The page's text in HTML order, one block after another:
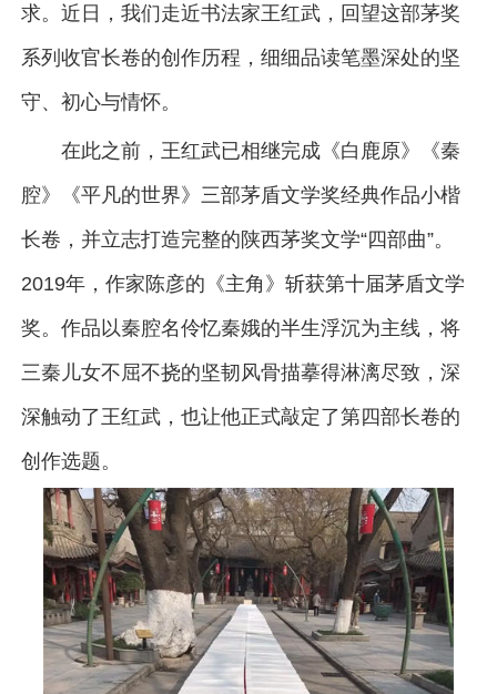
求。近日，我们走近书法家王红武，回望这部茅奖
系列收官长卷的创作历程，细细品读笔墨深处的坚
守、初心与情怀。
在此之前，王红武已相继完成《白鹿原》《秦
腔》《平凡的世界》三部茅盾文学奖经典作品小楷
长卷，并立志打造完整的陕西茅奖文学“四部曲”。
2019年，作家陈彦的《主角》斩获第十届茅盾文学
奖。作品以秦腔名伶忆秦娥的半生浮沉为主线，将
三秦儿女不屈不挠的坚韧风骨描摹得淋漓尽致，深
深触动了王红武，也让他正式敲定了第四部长卷的
创作选题。